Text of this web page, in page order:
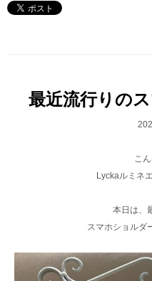
最近流行りの
こ
Lyckaルミネ
本日は、
スマホショルダ